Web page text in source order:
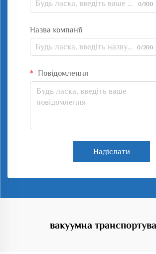
0/100
Назва компанії
0/200
Повідомлення
Надіслати
вакуумна